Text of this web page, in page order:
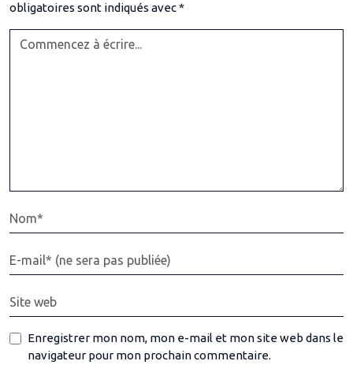
obligatoires sont indiqués avec*
Enregistrer mon nom, mon e-mail et mon site web dans le
navigateur pour mon prochain commentaire.